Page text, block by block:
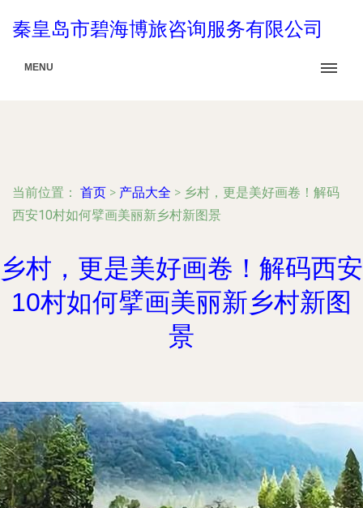
秦皇岛市碧海博旅咨询服务有限公司
MENU
当前位置： 首页 > 产品大全 > 乡村，更是美好画卷！解码
西安10村如何擘画美丽新乡村新图景
乡村，更是美好画卷！解码西安
10村如何擘画美丽新乡村新图
景